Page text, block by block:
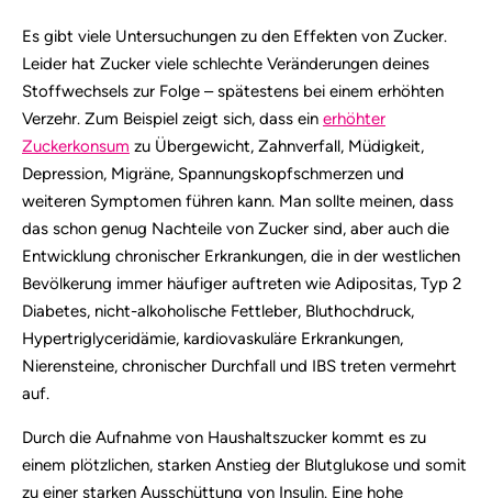
Es gibt viele Untersuchungen zu den Effekten von Zucker.
Leider hat Zucker viele schlechte Veränderungen deines
Stoffwechsels zur Folge – spätestens bei einem erhöhten
Verzehr. Zum Beispiel zeigt sich, dass ein erhöhter
Zuckerkonsum zu Übergewicht, Zahnverfall, Müdigkeit,
Depression, Migräne, Spannungskopfschmerzen und
weiteren Symptomen führen kann. Man sollte meinen, dass
das schon genug Nachteile von Zucker sind, aber auch die
Entwicklung chronischer Erkrankungen, die in der westlichen
Bevölkerung immer häufiger auftreten wie Adipositas, Typ 2
Diabetes, nicht-alkoholische Fettleber, Bluthochdruck,
Hypertriglyceridämie, kardiovaskuläre Erkrankungen,
Nierensteine, chronischer Durchfall und IBS treten vermehrt
auf.
Durch die Aufnahme von Haushaltszucker kommt es zu
einem plötzlichen, starken Anstieg der Blutglukose und somit
zu einer starken Ausschüttung von Insulin. Eine hohe